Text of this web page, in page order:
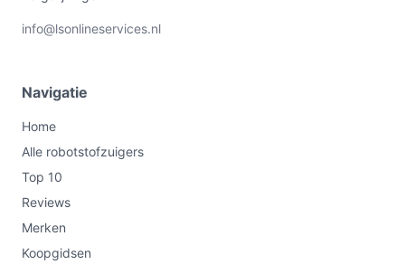
info@lsonlineservices.nl
Navigatie
Home
Alle robotstofzuigers
Top 10
Reviews
Merken
Koopgidsen